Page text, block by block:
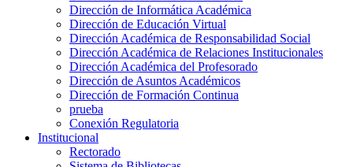
Dirección de Informática Académica
Dirección de Educación Virtual
Dirección Académica de Responsabilidad Social
Dirección Académica de Relaciones Institucionales
Dirección Académica del Profesorado
Dirección de Asuntos Académicos
Dirección de Formación Continua
prueba
Conexión Regulatoria
Institucional
Rectorado